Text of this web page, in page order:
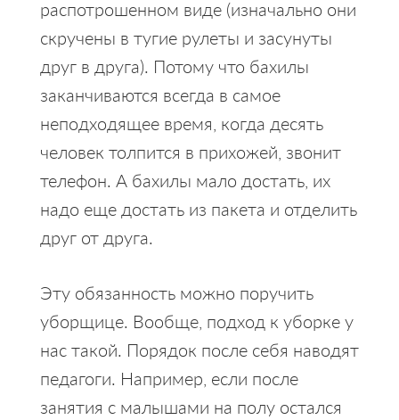
распотрошенном виде (изначально они
скручены в тугие рулеты и засунуты
друг в друга). Потому что бахилы
заканчиваются всегда в самое
неподходящее время, когда десять
человек толпится в прихожей, звонит
телефон. А бахилы мало достать, их
надо еще достать из пакета и отделить
друг от друга.
Эту обязанность можно поручить
уборщице. Вообще, подход к уборке у
нас такой. Порядок после себя наводят
педагоги. Например, если после
занятия с малышами на полу остался